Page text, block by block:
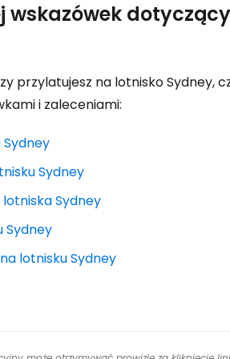
wskazówek
przylatujesz na lotnisko Sydney,
i zaleceniami:
Sydney
Sydney
Sydney
Sydney
lotnisku Sydney